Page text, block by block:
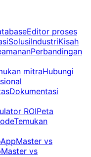
Editor proses
SolusiIndustriKisah
Perbandingan
mitraHubungi
Dokumentasi
ROIPeta
Temukan
AppMaster vs
vs